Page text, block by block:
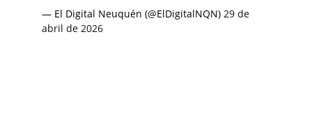
— El Digital Neuquén (@ElDigitalNQN) 29 de
abril de 2026